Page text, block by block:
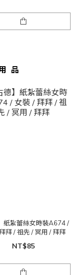
品
紙紮蕾絲女時裝A674 /
拜 / 祖先 / 冥用 / 拜拜
NT$85